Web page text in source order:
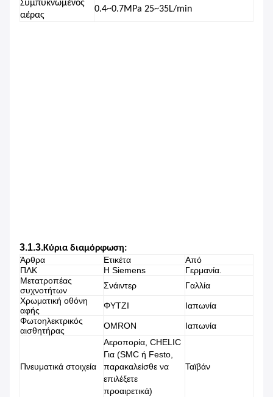
Συμπυκνωμένος
αέρας
0.4~0.7MPa 25~35L/min
3.1.3.Κύρια διαμόρφωση:
Άρθρα
Ετικέτα
Από
ΠΛΚ
Η Siemens
Γερμανία.
Μετατροπέας
συχνοτήτων
Σνάιντερ
Γαλλία
Χρωματική οθόνη
αφής
ΦΥΤΖΙ
Ιαπωνία
Φωτοηλεκτρικός
αισθητήρας
OMRON Ιαπωνία
Πνευματικά στοιχεία
Αεροπορία, CHELIC
Για (SMC ή Festo,
παρακαλείσθε να
επιλέξετε
προαιρετικά)
Ταϊβάν